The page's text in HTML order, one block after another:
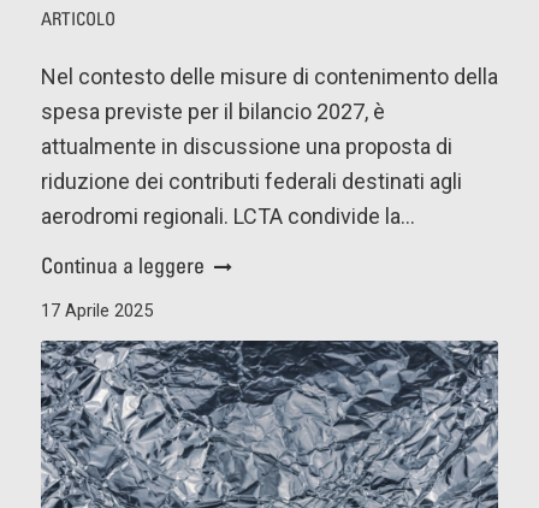
ARTICOLO
Nel contesto delle misure di contenimento della
spesa previste per il bilancio 2027, è
attualmente in discussione una proposta di
riduzione dei contributi federali destinati agli
aerodromi regionali. LCTA condivide la…
Continua a leggere
17 Aprile 2025